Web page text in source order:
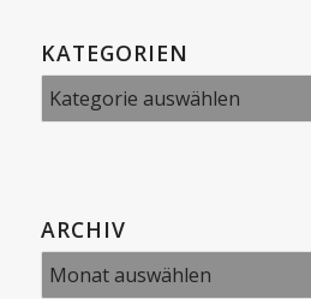
KATEGORIEN
Kategorien
ARCHIV